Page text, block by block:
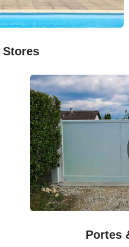
Stores
Portes